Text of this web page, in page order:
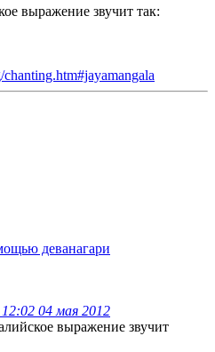
выражение звучит так:
деванагари
04 мая 2012
выражение звучит